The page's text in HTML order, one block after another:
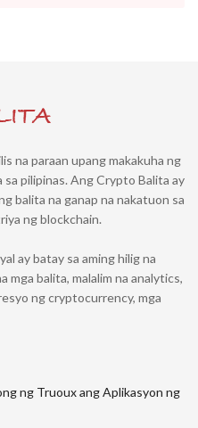
na paraan upang makakuha ng
pilipinas. Ang Crypto Balita ay
balita na ganap na nakatuon sa
ng blockchain.
ay batay sa aming hilig na
mga balita, malalim na analytics,
ng cryptocurrency, mga
ng Truoux ang Aplikasyon ng